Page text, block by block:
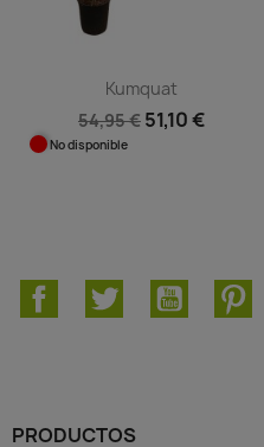
Kumquat
54,95 € 51,10 €
No disponible
FacebookTwitter YouTube
PRODUCTOS